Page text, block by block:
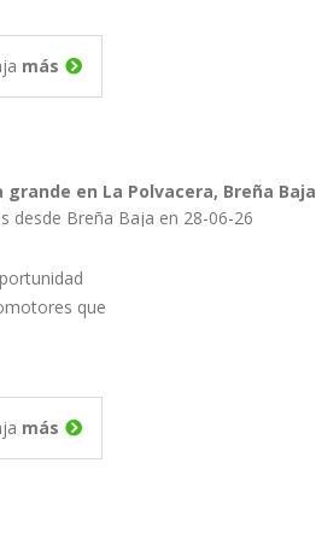
más
grande en La Polvacera, Breña Baja
desde Breña Baja en 28-06-26
que
más